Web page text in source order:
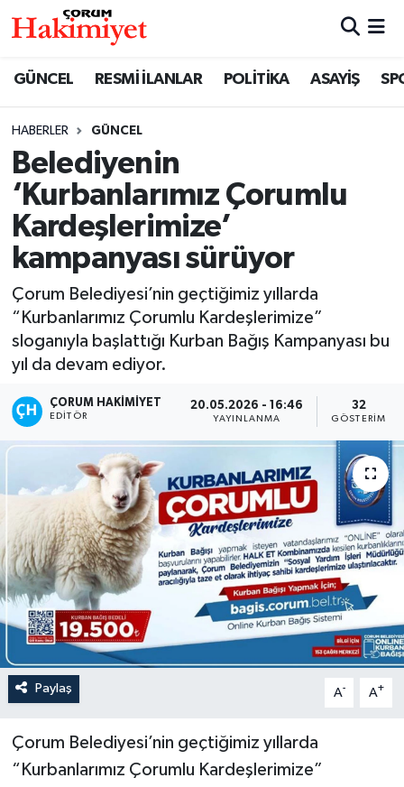
GÜNCEL RESMİ İLANLAR POLİTİKA ASAYİŞ
HABERLER GÜNCEL
Belediyenin
‘Kurbanlarımız Çorumlu
Kardeşlerimize’
kampanyası sürüyor
Çorum Belediyesi’nin geçtiğimiz yıllarda
“Kurbanlarımız Çorumlu Kardeşlerimize”
sloganıyla başlattığı Kurban Bağış Kampanyası bu
yıl da devam ediyor.
ÇORUM HAKIMIYET
EDITÖR
20.05.2026 - 16:46
YAYINLANMA
32
GÖSTERIM
Paylaş A- A+
Çorum Belediyesi’nin geçtiğimiz yıllarda
“Kurbanlarımız Çorumlu Kardeşlerimize”
SAĞLIK
ASAYİŞ
EKONOMİ
GÜNCEL
AKTÜEL
OTOPARK
TEKNOLOJİ
Nöbetçi Eczaneler
Çorum Namaz Vakitleri
Trafik Durumu
Süper Lig Puan Durumu ve Fikstür
Tüm Manşetler
Son Dakika Haberleri